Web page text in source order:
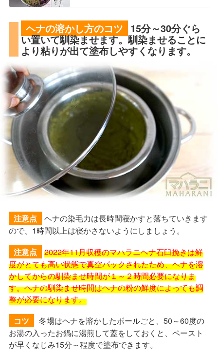
ヘナの溶かし方のコツ
15分～30分ぐら
い置いて馴染ませます。馴染ませることに
より粘りが出て塗布しやすくなります。
注意点
ヘナの染毛力は長時間寝かすと落ちていきます
ので、1時間以上は寝かさないようにしましょう。
注意点
2022年11月収穫のマハラニヘナ石臼挽きは鮮
度がとても高い状態で真空パックされたため、ヘナを溶
かしてからの馴染ませ時間が１～２時間必要になりま
す。ヘナの馴染ませ時間はヘナの粉の鮮度によっても調
整が必要になります。
コツ
冬場はヘナを溶かしたボールごと、50～60度の
お湯の入ったお鍋に湯煎して蓋をしておくと、ペースト
が早くなじみ15分～程度で塗布できます。